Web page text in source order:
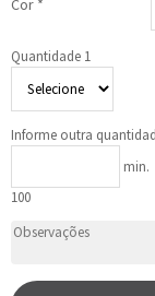
Cor *
Quantidade 1
Informe outra
min.
100